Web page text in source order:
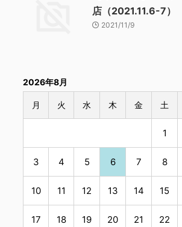
店（2021.11.6-7）
2021/11/9
2026年8月
月 火 水 木 金 土
1
3 4 5 6 7 8
10 11 12 13 14 15
17 18 19 20 21 22